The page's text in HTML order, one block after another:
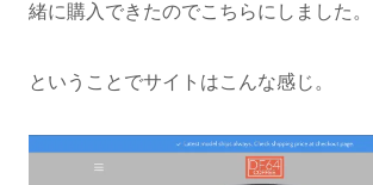
緒に購入できたのでこちらにしました。
ということでサイトはこんな感じ。